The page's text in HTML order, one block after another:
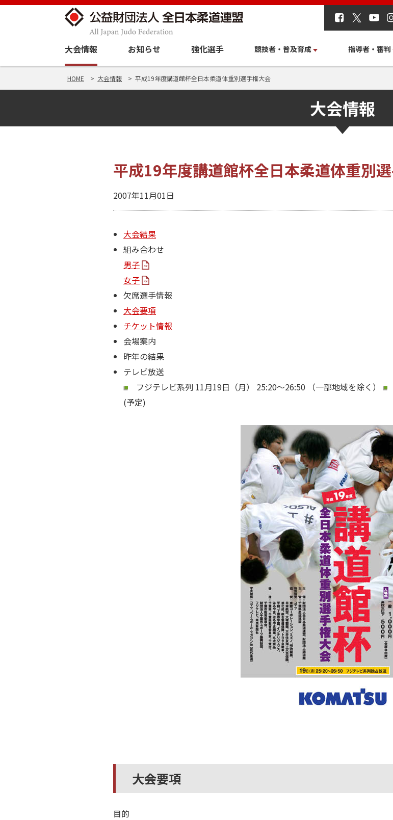
大会情報 お知らせ 強化選手 競技者・普及育成 指導者・審判
HOME 大会情報 平成19年度講道館杯全日本柔道体重別選手権大会
大会情報
平成19年度講道館杯全日本柔道体重別
2007年11月01日
大会結果
組み合わせ
男子
女子
欠席選手情報
大会要項
チケット情報
会場案内
昨年の結果
テレビ放送
フジテレビ系列 11月19日（月） 25:20～26:50 （一部地域を除く）
(予定)
大会要項
目的